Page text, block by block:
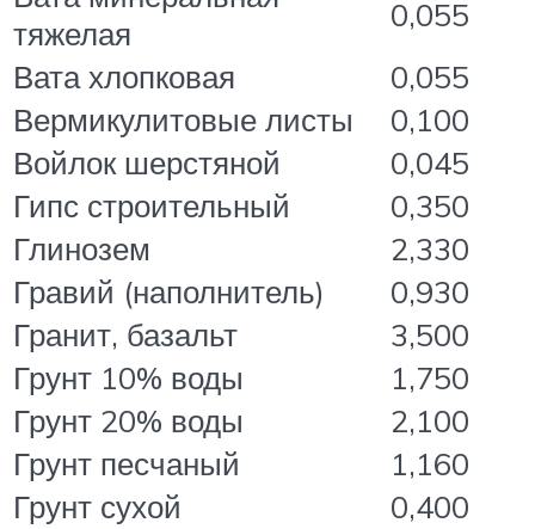
тяжелая
0,055
Вата хлопковая
0,055
Вермикулитовые листы
0,100
Войлок шерстяной
0,045
Гипс строительный
0,350
Глинозем
2,330
Гравий (наполнитель)
0,930
Гранит, базальт
3,500
Грунт 10% воды
1,750
Грунт 20% воды
2,100
Грунт песчаный
1,160
Грунт сухой
0,400